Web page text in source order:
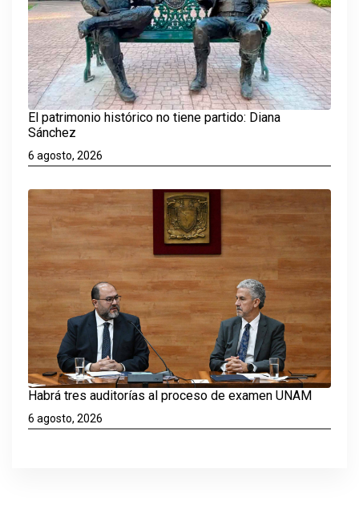
El patrimonio histórico no tiene partido: Diana
Sánchez
6 agosto, 2026
Habrá tres auditorías al proceso de examen UNAM
6 agosto, 2026